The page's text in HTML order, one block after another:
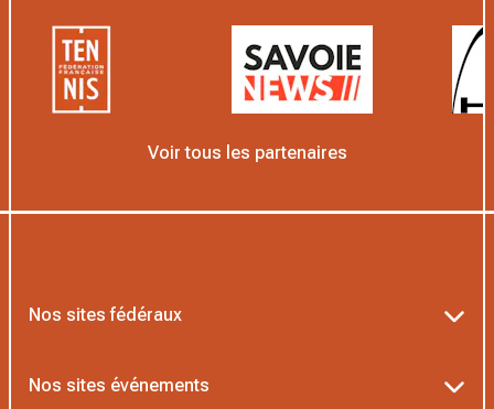
Voir tous les partenaires
Nos sites fédéraux
Nos sites événements